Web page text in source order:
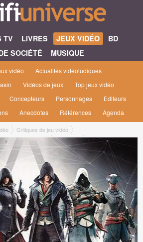
TV LIVRES JEUX VIDÉO
BD
SOCIÉTÉ
MUSIQUE
vidéo
Actualités vidéoludiques
Vidéos de jeux
Top jeux vidéo
Concepteurs Personnages
Editeurs
Anecdotes Références Agenda
Critiques de jeu vidéo
: L'Archive Perdue
Bastien L.